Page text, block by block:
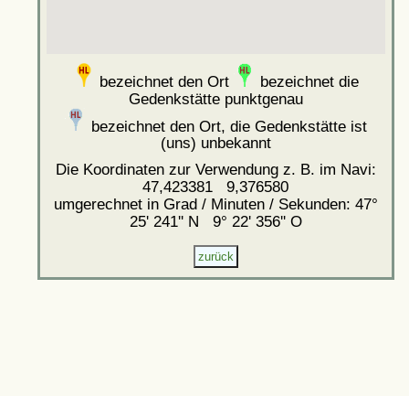
bezeichnet den Ort
bezeichnet die
Gedenkstätte punktgenau
bezeichnet den Ort, die Gedenkstätte ist
(uns) unbekannt
Die Koordinaten zur Verwendung z. B. im Navi:
47,423381 9,376580
umgerechnet in Grad / Minuten / Sekunden: 47°
25' 241'' N 9° 22' 356'' O